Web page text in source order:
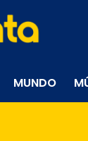
MUNDO